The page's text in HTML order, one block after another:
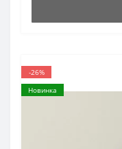
-26%
Новинка